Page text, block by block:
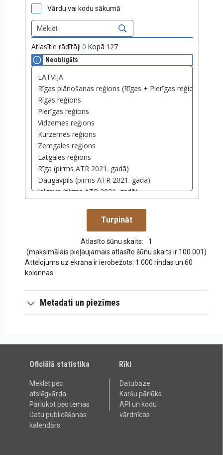
Vārdu vai kodu sākumā
Atlasītie rādītāji 0 Kopā 127
Neobligāts
Atlasīto šūnu skaits:
1
(maksimālais pieļaujamais atlasīto šūnu skaits ir 100 001)
Attēlojums uz ekrāna ir ierobežots: 1 000 rindas un 60
kolonnas
Metadati un piezīmes
Oficiālā statistika
Meklēt pēc
atslēgvārda
Pārlūkot pēc tēmas
Datu publicēšanas
kalendārs
Rīki
Datubāze
Karšu pārlūks
API un kodu
vārdnīcas